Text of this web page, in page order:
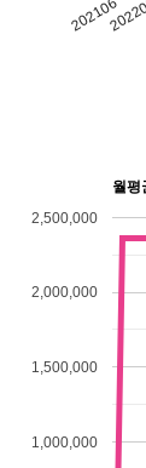
202106
월평
1,000,000
1,500,000
2,000,000
2,500,000